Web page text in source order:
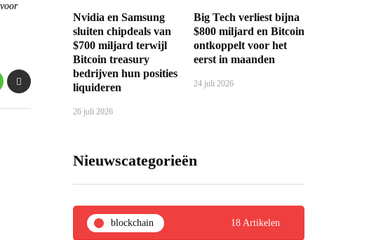
Nvidia en Samsung
sluiten chipdeals van
$700 miljard terwijl
Bitcoin treasury
bedrijven hun posities
liquideren
26 juli 2026
Big Tech verliest bijna
$800 miljard en Bitcoin
ontkoppelt voor het
eerst in maanden
24 juli 2026
Nieuwscategorieën
blockchain 18 Artikelen